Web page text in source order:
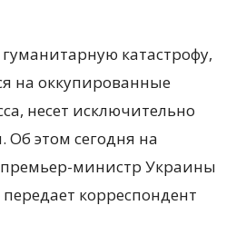
гуманитарную катастрофу,
на оккупированные
несет исключительно
Об этом сегодня на
министр Украины
корреспондент